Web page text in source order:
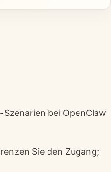
bei OpenClaw
Sie den Zugang;